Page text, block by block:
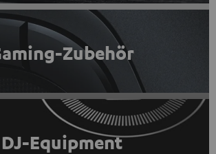
Zubehör
DJ-Equipment